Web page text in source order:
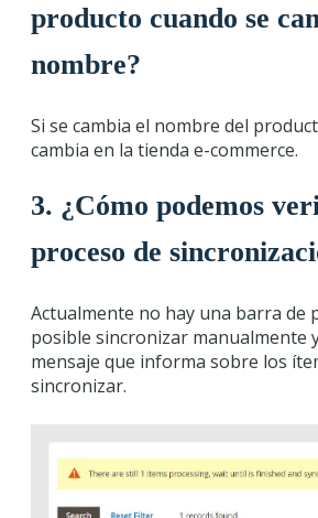
producto cuando se
nombre?
Si se cambia el nombre del
cambia en la tienda e-commerce.
3. ¿Cómo podemos
proceso de
Actualmente no hay una barra de
posible sincronizar manualmente
mensaje que informa sobre los
sincronizar.